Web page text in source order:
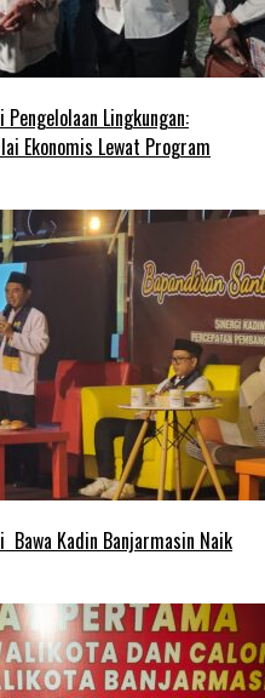
Lingkungan:
Ekonomis Lewat Program
Kadin Banjarmasin Naik